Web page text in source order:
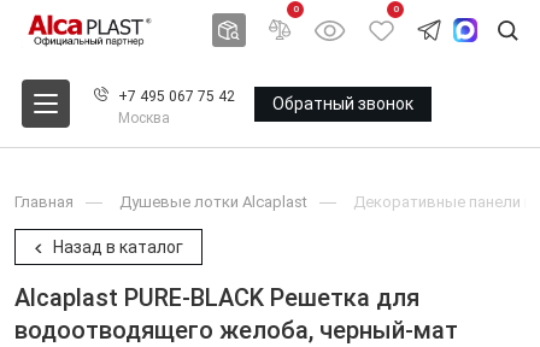
0 0
+7 495 067 75 42
Москва
Обратный звонок
Главная Душевые лотки Alcaplast Декоративные панели и
Назад в каталог
Alcaplast PURE-BLACK Решетка для
водоотводящего желоба, черный-мат